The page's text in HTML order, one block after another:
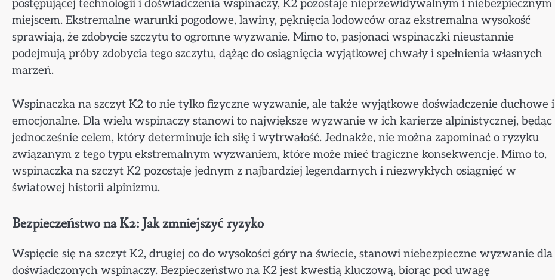
postępującej technologii i doświadczenia wspinaczy, K2 pozostaje nieprzewidywalnym i niebezpiecznym
miejscem. Ekstremalne warunki pogodowe, lawiny, pęknięcia lodowców oraz ekstremalna wysokość
sprawiają, że zdobycie szczytu to ogromne wyzwanie. Mimo to, pasjonaci wspinaczki nieustannie
podejmują próby zdobycia tego szczytu, dążąc do osiągnięcia wyjątkowej chwały i spełnienia własnych
marzeń.
Wspinaczka na szczyt K2 to nie tylko fizyczne wyzwanie, ale także wyjątkowe doświadczenie duchowe i
emocjonalne. Dla wielu wspinaczy stanowi to największe wyzwanie w ich karierze alpinistycznej, będąc
jednocześnie celem, który determinuje ich siłę i wytrwałość. Jednakże, nie można zapominać o ryzyku
związanym z tego typu ekstremalnym wyzwaniem, które może mieć tragiczne konsekwencje. Mimo to,
wspinaczka na szczyt K2 pozostaje jednym z najbardziej legendarnych i niezwykłych osiągnięć w
światowej historii alpinizmu.
Bezpieczeństwo na K2: Jak zmniejszyć ryzyko
Wspięcie się na szczyt K2, drugiej co do wysokości góry na świecie, stanowi niebezpieczne wyzwanie dla
doświadczonych wspinaczy. Bezpieczeństwo na K2 jest kwestią kluczową, biorąc pod uwagę